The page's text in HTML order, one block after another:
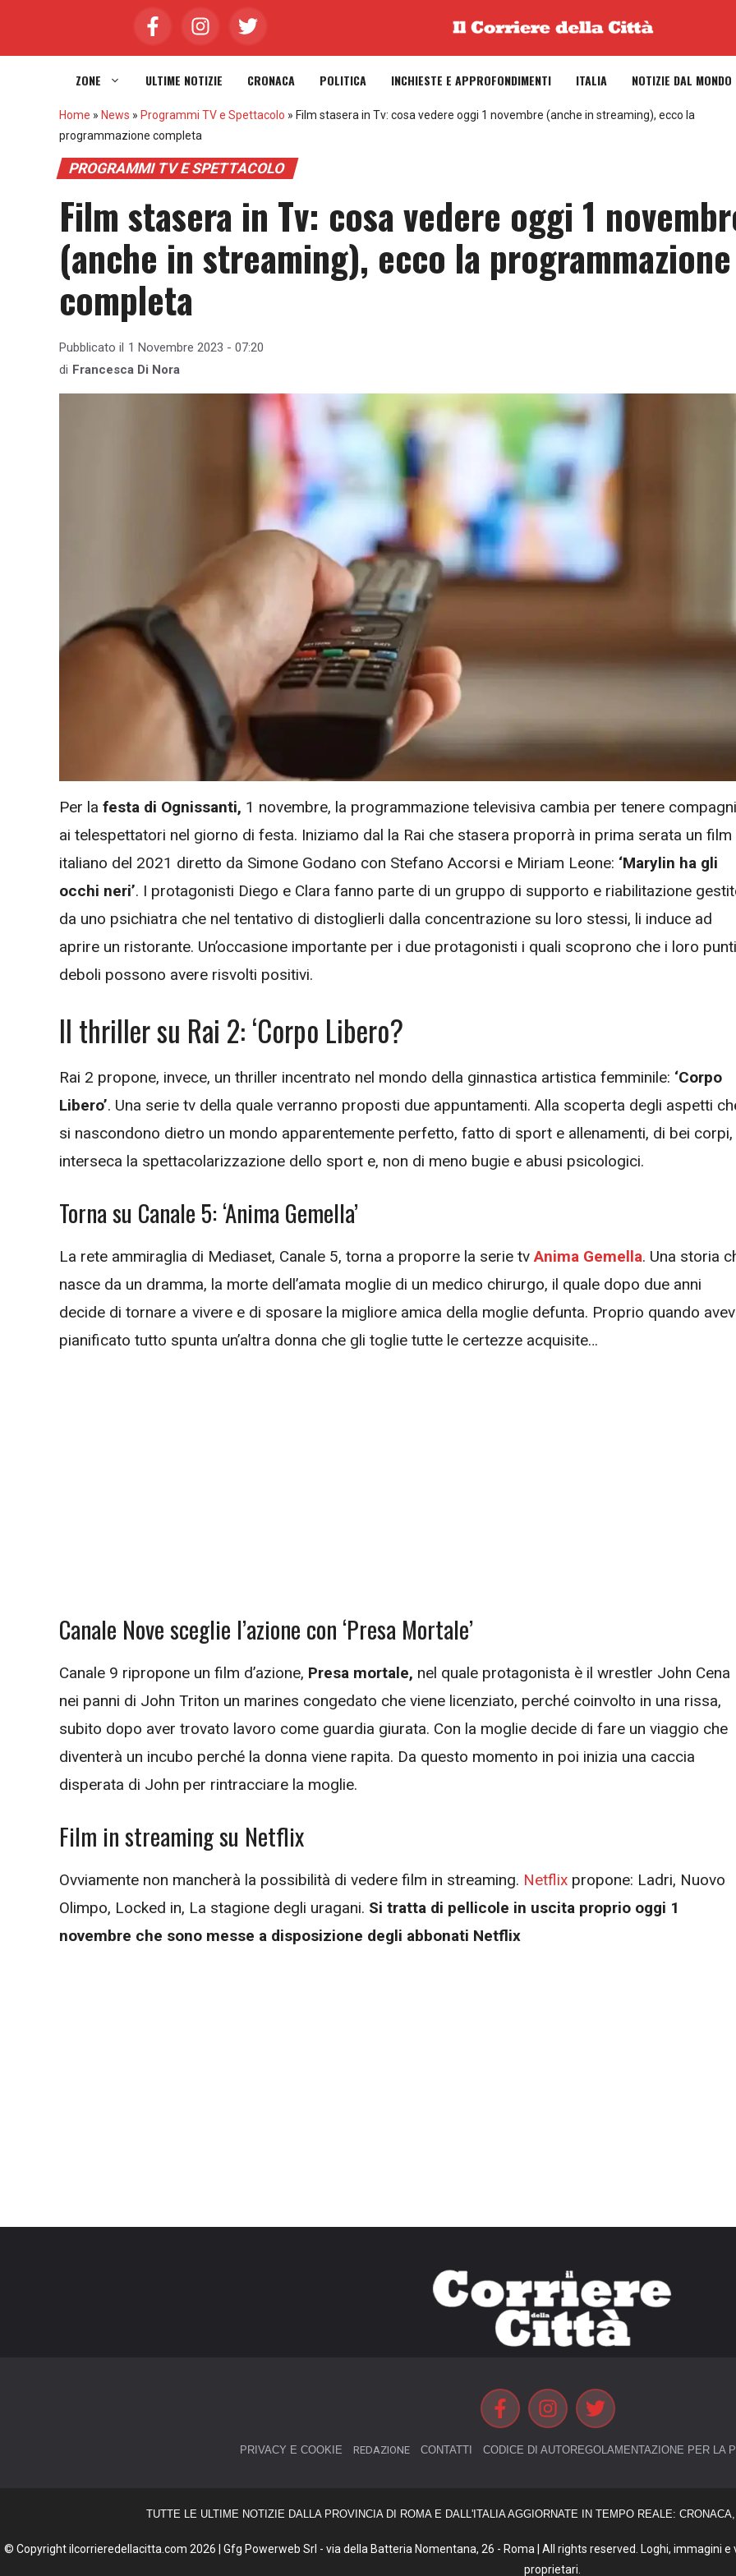
ZONE ULTIME NOTIZIE CRONACA POLITICA INCHIESTE E APPROFONDIMENTI ITALIA NOTIZIE DAL MONDO
Home » News » Programmi TV e Spettacolo » Film stasera in Tv: cosa vedere oggi 1 novembre (anche in streaming), ecco la
programmazione completa
PROGRAMMI TV E SPETTACOLO
Film stasera in Tv: cosa vedere oggi 1
(anche in streaming), ecco la programmazione
completa
Pubblicato il 1 Novembre 2023 - 07:20
di Francesca Di Nora
Per la festa di Ognissanti, 1 novembre, la programmazione televisiva cambia per tenere
ai telespettatori nel giorno di festa. Iniziamo dal la Rai che stasera proporrà in prima serata un film
italiano del 2021 diretto da Simone Godano con Stefano Accorsi e Miriam Leone: ‘Marylin ha gli
occhi neri’. I protagonisti Diego e Clara fanno parte di un gruppo di supporto e riabilitazione
da uno psichiatra che nel tentativo di distoglierli dalla concentrazione su loro stessi, li induce ad
aprire un ristorante. Un’occasione importante per i due protagonisti i quali scoprono che i loro punti
deboli possono avere risvolti positivi.
Il thriller su Rai 2: ‘Corpo Libero?
Rai 2 propone, invece, un thriller incentrato nel mondo della ginnastica artistica femminile: ‘Corpo
Libero’. Una serie tv della quale verranno proposti due appuntamenti. Alla scoperta degli aspetti
si nascondono dietro un mondo apparentemente perfetto, fatto di sport e allenamenti, di bei corpi,
interseca la spettacolarizzazione dello sport e, non di meno bugie e abusi psicologici.
Torna su Canale 5: ‘Anima Gemella’
La rete ammiraglia di Mediaset, Canale 5, torna a proporre la serie tvAnima Gemella. Una storia
nasce da un dramma, la morte dell’amata moglie di un medico chirurgo, il quale dopo due anni
decide di tornare a vivere e di sposare la migliore amica della moglie defunta. Proprio quando
pianificato tutto spunta un’altra donna che gli toglie tutte le certezze acquisite…
Canale Nove sceglie l’azione con ‘Presa Mortale’
Canale 9 ripropone un film d’azione, Presa mortale, nel quale protagonista è il wrestler John Cena
nei panni di John Triton un marines congedato che viene licenziato, perché coinvolto in una rissa,
subito dopo aver trovato lavoro come guardia giurata. Con la moglie decide di fare un viaggio che
diventerà un incubo perché la donna viene rapita. Da questo momento in poi inizia una caccia
disperata di John per rintracciare la moglie.
Film in streaming su Netflix
Ovviamente non mancherà la possibilità di vedere film in streaming. Netflix propone: Ladri, Nuovo
Olimpo, Locked in, La stagione degli uragani. Si tratta di pellicole in uscita proprio oggi 1
novembre che sono messe a disposizione degli abbonati Netflix
PRIVACY E COOKIE REDAZIONE CONTATTI CODICE DI AUTOREGOLAMENTAZIONE PER LA
TUTTE LE ULTIME NOTIZIE DALLA PROVINCIA DI ROMA E DALL'ITALIA AGGIORNATE IN TEMPO REALE:
© Copyright ilcorrieredellacitta.com 2026 | Gfg Powerweb Srl - via della Batteria Nomentana, 26 - Roma | All rights reserved. Loghi, immagini
proprietari.